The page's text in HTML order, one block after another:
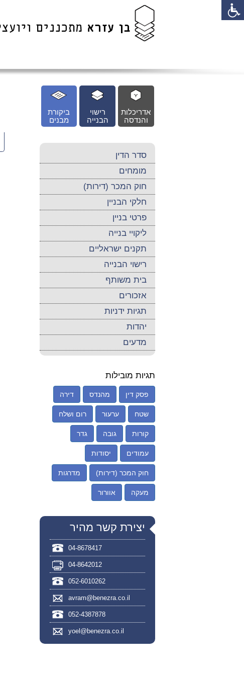
ביקורת
מבנים
רישוי
הבנייה
אדריכלות
והנדסה
סדר הדין
מומחים
חוק המכר (דירות)
חלקי הבניין
פרטי בניין
ליקויי בנייה
תקנים ישראליים
רישוי הבנייה
בית משותף
אזכורים
תגיות ידניות
יהדות
מדעים
תגיות מובילות
פסק דין מהנדס דירה
שטח ערעור רום ושלח
קורות גובה גדר
עמודים יסודות
חוק המכר (דירות) מדרגות
מעקה אוורור
יצירת קשר מהיר
04-8678417
04-8642012
052-6010262
avram@benezra.co.il
052-4387878
yoel@benezra.co.il